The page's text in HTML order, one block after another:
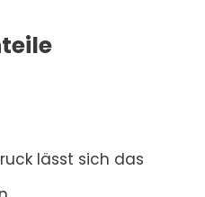
lässt sich das